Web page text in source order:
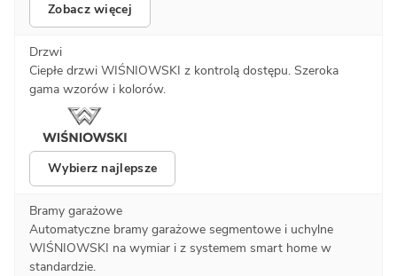
Zobacz więcej
Drzwi
Ciepłe drzwi WIŚNIOWSKI z kontrolą dostępu. Szeroka
gama wzorów i kolorów.
Wybierz najlepsze
Bramy garażowe
Automatyczne bramy garażowe segmentowe i uchylne
WIŚNIOWSKI na wymiar i z systemem smart home w
standardzie.